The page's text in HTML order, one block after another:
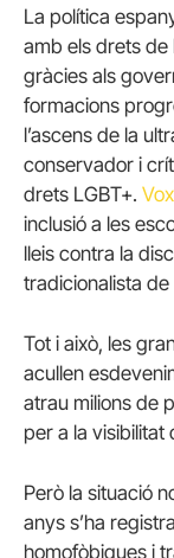
La política
amb els drets de
gràcies als
formacions
l’ascens de la
conservador i
drets LGBT+. Vox
inclusió a les
lleis contra la
tradicionalista de
Tot i això, les
acullen
atrau milions de
per a la visibilitat
Però la situació
anys s’ha
homofòbiques i